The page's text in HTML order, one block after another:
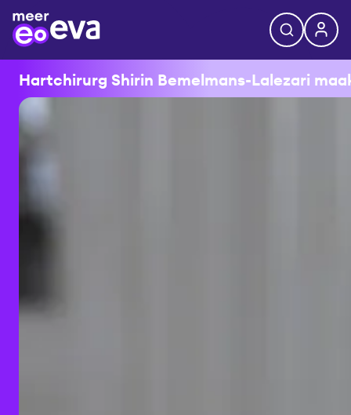
Hartchirurg Shirin Bemelmans-Lalezari